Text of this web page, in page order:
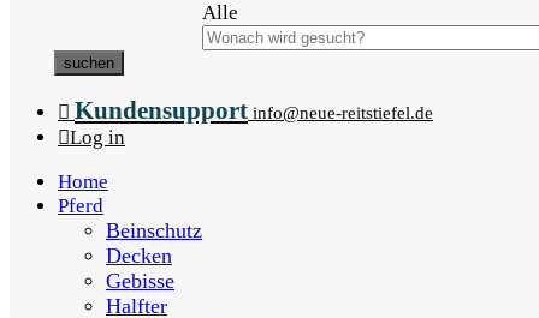
Alle
suchen
Kundensupport info@neue-reitstiefel.de
Log in
Home
Pferd
Beinschutz
Decken
Gebisse
Halfter